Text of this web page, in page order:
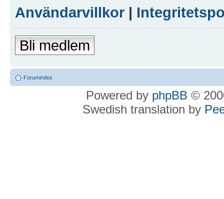
Användarvillkor |
Bli medlem
Forumindex
Powered by phpBB ©
Swedish translation by